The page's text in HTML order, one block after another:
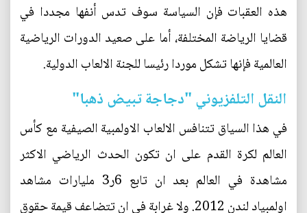
هذه العقبات فإن السياسة سوف تدس أنفها مجددا في
قضايا الرياضة المختلفة، أما على صعيد الدورات الرياضية
العالمية فإنها تشكل موردا رئيسا للجنة الالعاب الدولية.
النقل التلفزيوني "دجاجة تبيض ذهبا"
في هذا السياق تتنافس الالعاب الاولمبية الصيفية مع كأس
العالم لكرة القدم على ان تكون الحدث الرياضي الاكثر
مشاهدة في العالم بعد ان تابع 6ر3 مليارات مشاهد
اولمبياد لندن 2012. ولا غرابة في ان تتضاعف قيمة حقوق